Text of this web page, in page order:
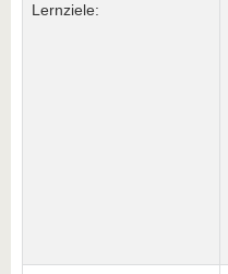
Lernziele: